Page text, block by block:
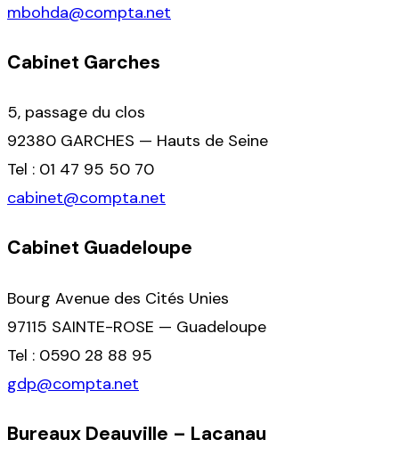
mbohda@compta.net
Cabinet Garches
5, passage du clos
92380 GARCHES — Hauts de Seine
Tel : 01 47 95 50 70
cabinet@compta.net
Cabinet Guadeloupe
Bourg Avenue des Cités Unies
97115 SAINTE-ROSE — Guadeloupe
Tel : 0590 28 88 95
gdp@compta.net
Bureaux Deauville – Lacanau